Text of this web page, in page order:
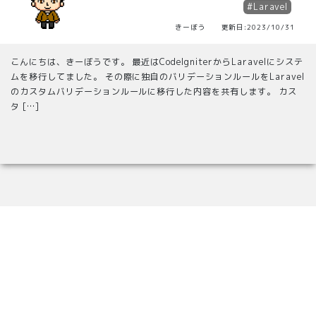
#Laravel
きーぼう 更新日:2023/10/31
こんにちは、きーぼうです。 最近はCodeIgniterからLaravelにシステ
ムを移行してました。 その際に独自のバリデーションルールをLaravel
のカスタムバリデーションルールに移行した内容を共有します。 カス
タ […]